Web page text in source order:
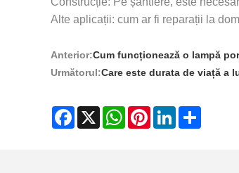
Alte aplicații: cum ar fi reparații la
Anterior:Cum funcționează o lampă
Următorul:Care este durata de viață a
Facebook
X WhatsApp
PinterestLinkedIn